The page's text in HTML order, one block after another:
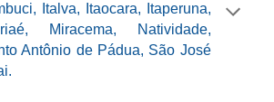
Italva, Itaocara, Itaperuna,
Miracema, Natividade,
Antônio de Pádua, São José